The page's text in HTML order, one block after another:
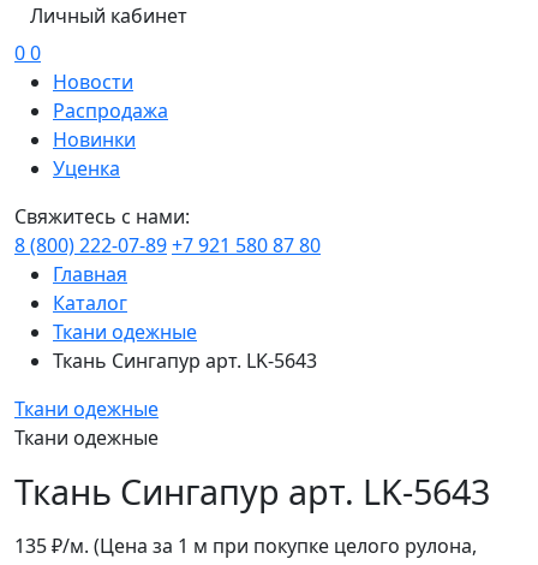
Личный кабинет
00
Новости
Распродажа
Новинки
Уценка
Свяжитесь с нами:
8 (800) 222-07-89+7 921 580 87 80
Главная
Каталог
Ткани одежные
Ткань Сингапур арт. LK-5643
Ткани одежные
Ткани одежные
Ткань Сингапур арт. LK-5643
135₽/м. (Цена за 1 м при покупке целого рулона,